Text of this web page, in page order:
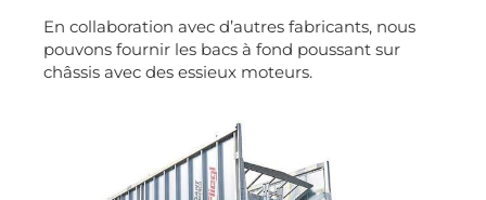
En collaboration avec d’autres fabricants, nous
pouvons fournir les bacs à fond poussant sur
châssis avec des essieux moteurs.